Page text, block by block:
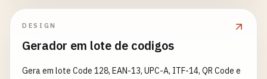
DESIGN
Gerador em lote de codigos
Gera em lote Code 128, EAN-13, UPC-A, ITF-14, QR Code e